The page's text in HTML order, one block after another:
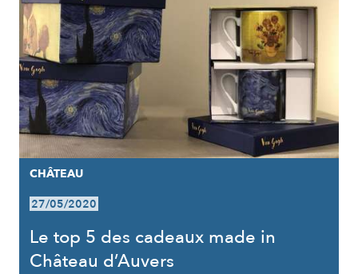
CHÂTEAU
27/05/2020
Le top 5 des cadeaux made in
Château d’Auvers